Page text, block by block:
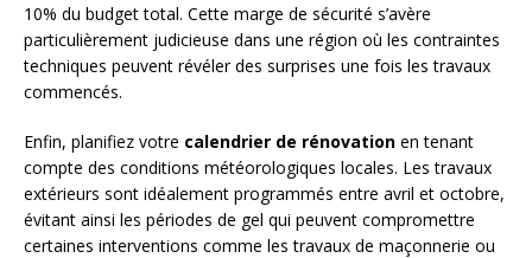
10% du budget total. Cette marge de sécurité s’avère
particulièrement judicieuse dans une région où les contraintes
techniques peuvent révéler des surprises une fois les travaux
commencés.
Enfin, planifiez votre calendrier de rénovation en tenant
compte des conditions météorologiques locales. Les travaux
extérieurs sont idéalement programmés entre avril et octobre,
évitant ainsi les périodes de gel qui peuvent compromettre
certaines interventions comme les travaux de maçonnerie ou